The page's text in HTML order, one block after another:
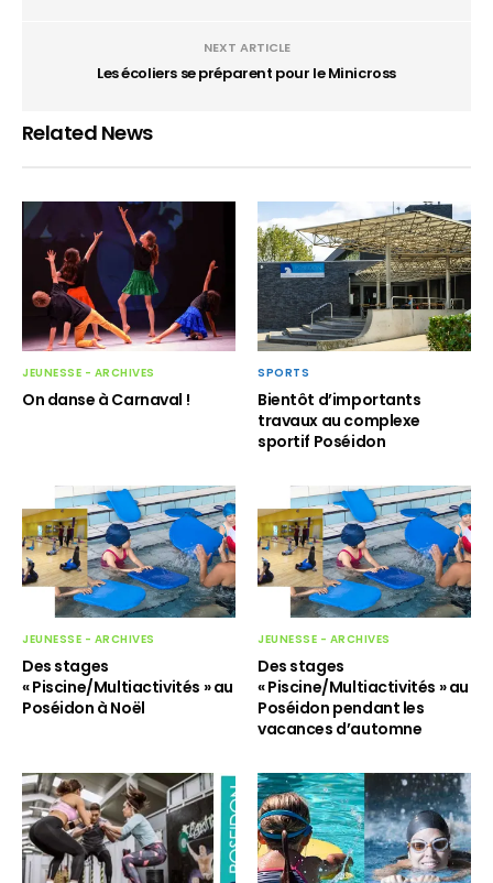
NEXT ARTICLE
Les écoliers se préparent pour le Minicross
Related News
JEUNESSE - ARCHIVES
On danse à Carnaval !
SPORTS
Bientôt d’importants
travaux au complexe
sportif Poséidon
JEUNESSE - ARCHIVES
Des stages
« Piscine/Multiactivités » au
Poséidon à Noël
JEUNESSE - ARCHIVES
Des stages
« Piscine/Multiactivités » au
Poséidon pendant les
vacances d’automne